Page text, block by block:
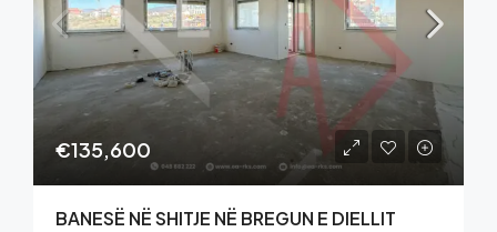
€135,600
BANESË NË SHITJE NË BREGUN E DIELLIT